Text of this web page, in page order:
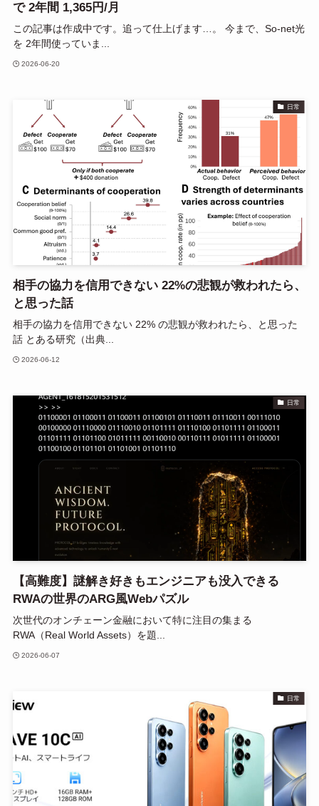
で 2年間 1,365円/月
この記事は作成中です。追って仕上げます…。 今まで、So-net光
を 2年間使っていま...
2026-06-20
日常
相手の協力を信用できない 22%の悲観が救われたら、
と思った話
相手の協力を信用できない 22% の悲観が救われたら、と思った
話 とある研究（出典...
2026-06-12
日常
【高難度】謎解き好きもエンジニアも没入できる
RWAの世界のARG風Webパズル
次世代のオンチェーン金融において特に注目の集まる
RWA（Real World Assets）を題...
2026-06-07
日常